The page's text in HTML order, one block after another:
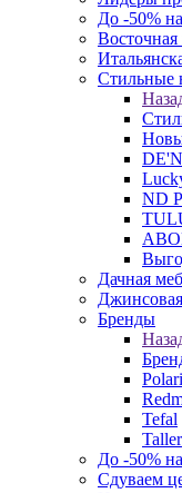
До -50%
Восточная
Стильные
ND
Дачная
Бренды
Tefal
Taller
До -50%
Сдуваем